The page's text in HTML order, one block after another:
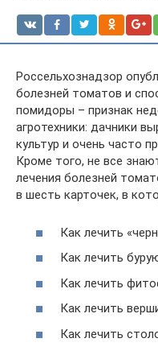
Россельхознадзор
болезней томатов и
помидоры – признак
агротехники: дачники
культур и очень часто
Кроме того, не все
лечения болезней
в шесть карточек, в
Как лечить
Как лечить
Как лечить
Как лечить
Как лечить